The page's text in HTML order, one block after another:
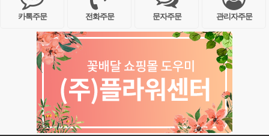
카톡주문 전화주문 문자주문 관리자주문